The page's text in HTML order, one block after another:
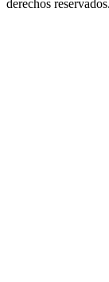
derechos reservados.